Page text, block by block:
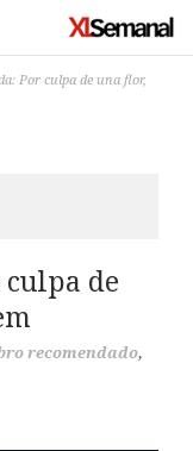
Por culpa de una flor,
de
recomendado,